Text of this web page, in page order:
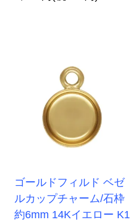
ゴールドフィルド ベゼ
ルカップチャーム/石枠
約6mm 14Kイエロー K1